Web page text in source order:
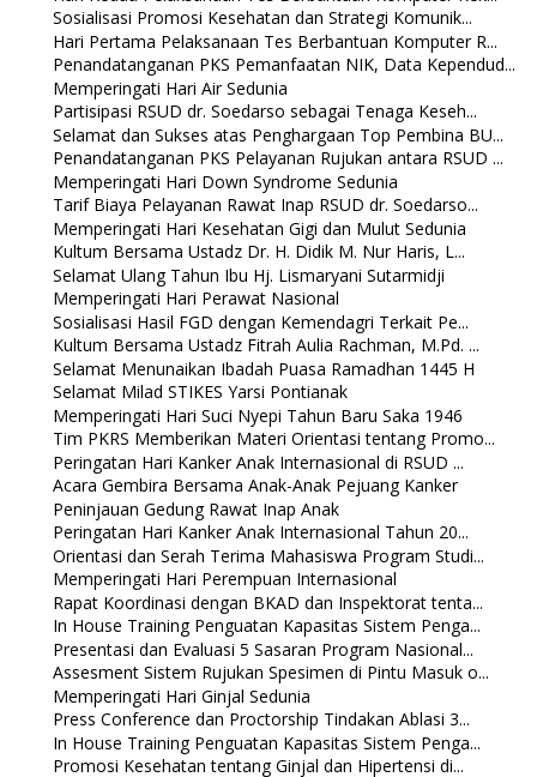
Sosialisasi Promosi Kesehatan dan Strategi Komunik...
Hari Pertama Pelaksanaan Tes Berbantuan Komputer R...
Penandatanganan PKS Pemanfaatan NIK, Data Kependud...
Memperingati Hari Air Sedunia
Partisipasi RSUD dr. Soedarso sebagai Tenaga Keseh...
Selamat dan Sukses atas Penghargaan Top Pembina BU...
Penandatanganan PKS Pelayanan Rujukan antara RSUD ...
Memperingati Hari Down Syndrome Sedunia
Tarif Biaya Pelayanan Rawat Inap RSUD dr. Soedarso...
Memperingati Hari Kesehatan Gigi dan Mulut Sedunia
Kultum Bersama Ustadz Dr. H. Didik M. Nur Haris, L...
Selamat Ulang Tahun Ibu Hj. Lismaryani Sutarmidji
Memperingati Hari Perawat Nasional
Sosialisasi Hasil FGD dengan Kemendagri Terkait Pe...
Kultum Bersama Ustadz Fitrah Aulia Rachman, M.Pd. ...
Selamat Menunaikan Ibadah Puasa Ramadhan 1445 H
Selamat Milad STIKES Yarsi Pontianak
Memperingati Hari Suci Nyepi Tahun Baru Saka 1946
Tim PKRS Memberikan Materi Orientasi tentang Promo...
Peringatan Hari Kanker Anak Internasional di RSUD ...
Acara Gembira Bersama Anak-Anak Pejuang Kanker
Peninjauan Gedung Rawat Inap Anak
Peringatan Hari Kanker Anak Internasional Tahun 20...
Orientasi dan Serah Terima Mahasiswa Program Studi...
Memperingati Hari Perempuan Internasional
Rapat Koordinasi dengan BKAD dan Inspektorat tenta...
In House Training Penguatan Kapasitas Sistem Penga...
Presentasi dan Evaluasi 5 Sasaran Program Nasional...
Assesment Sistem Rujukan Spesimen di Pintu Masuk o...
Memperingati Hari Ginjal Sedunia
Press Conference dan Proctorship Tindakan Ablasi 3...
In House Training Penguatan Kapasitas Sistem Penga...
Promosi Kesehatan tentang Ginjal dan Hipertensi di...